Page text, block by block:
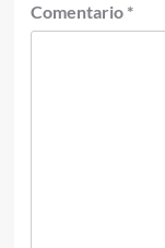
Comentario *